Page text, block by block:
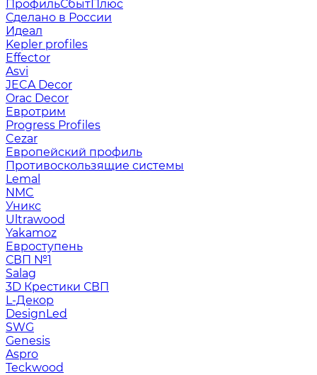
ПрофильСбытПлюс
Сделано в России
Идеал
Kepler profiles
Effector
Asvi
JECA Decor
Orac Decor
Евротрим
Progress Profiles
Cezar
Европейский профиль
Противоскользящие системы
Lemal
NMC
Уникс
Ultrawood
Yakamoz
Евроступень
СВП №1
Salag
3D Крестики СВП
L-Декор
DesignLed
SWG
Genesis
Aspro
Teckwood